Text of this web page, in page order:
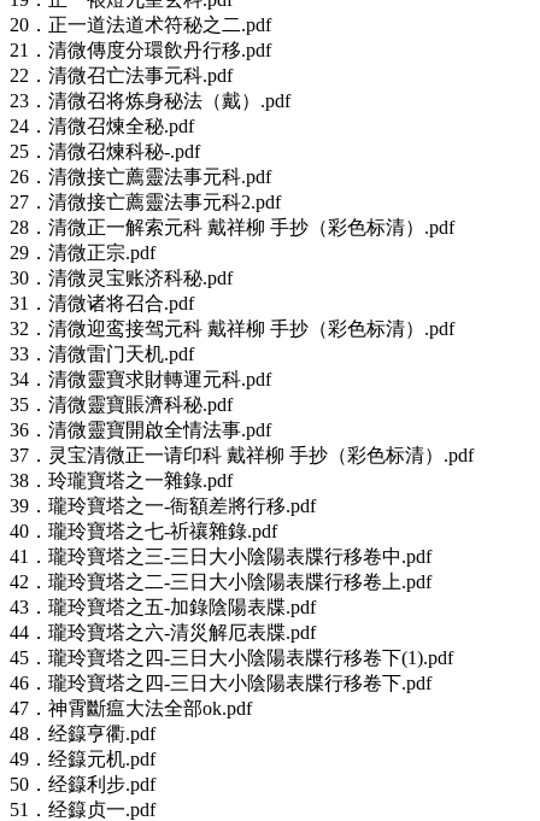
20．正一道法道术符秘之二.pdf
21．清微傳度分環飲丹行移.pdf
22．清微召亡法事元科.pdf
23．清微召将炼身秘法（戴）.pdf
24．清微召煉全秘.pdf
25．清微召煉科秘-.pdf
26．清微接亡薦靈法事元科.pdf
27．清微接亡薦靈法事元科2.pdf
28．清微正一解索元科 戴祥柳 手抄（彩色标清）.pdf
29．清微正宗.pdf
30．清微灵宝账济科秘.pdf
31．清微诸将召合.pdf
32．清微迎鸾接驾元科 戴祥柳 手抄（彩色标清）.pdf
33．清微雷门天机.pdf
34．清微靈寶求財轉運元科.pdf
35．清微靈寶賬濟科秘.pdf
36．清微靈寶開啟全情法事.pdf
37．灵宝清微正一请印科 戴祥柳 手抄（彩色标清）.pdf
38．玲瓏寶塔之一雜錄.pdf
39．瓏玲寶塔之一-衙額差將行移.pdf
40．瓏玲寶塔之七-祈禳雜錄.pdf
41．瓏玲寶塔之三-三日大小陰陽表牒行移卷中.pdf
42．瓏玲寶塔之二-三日大小陰陽表牒行移卷上.pdf
43．瓏玲寶塔之五-加錄陰陽表牒.pdf
44．瓏玲寶塔之六-清災解厄表牒.pdf
45．瓏玲寶塔之四-三日大小陰陽表牒行移卷下(1).pdf
46．瓏玲寶塔之四-三日大小陰陽表牒行移卷下.pdf
47．神霄斷瘟大法全部ok.pdf
48．经籙亨衢.pdf
49．经籙元机.pdf
50．经籙利步.pdf
51．经籙贞一.pdf